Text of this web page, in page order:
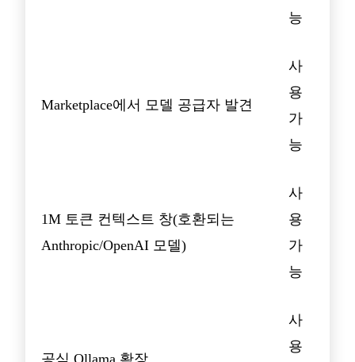
능
Marketplace에서 모델 공급자 발견
사
용
가
능
1M 토큰 컨텍스트 창(호환되는
Anthropic/OpenAI 모델)
사
용
가
능
공식 Ollama 확장
사
용